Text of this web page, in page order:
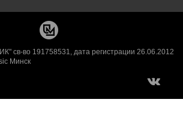
во 191758531, дата регистрации 26.06.2012
Минск